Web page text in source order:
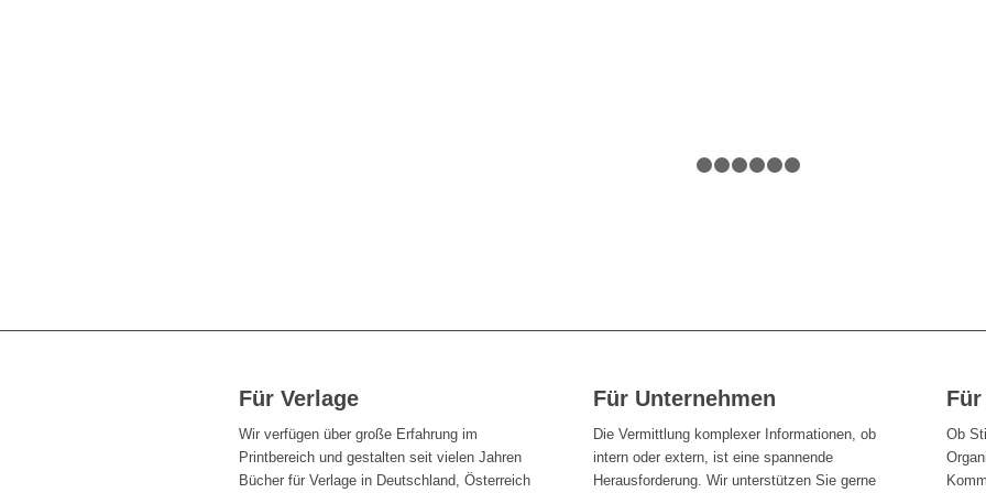
1
Für Verlage
Wir verfügen über große Erfahrung im
Printbereich und gestalten seit vielen Jahren
Bücher für Verlage in Deutschland, Österreich
Für Unternehmen
Die Vermittlung komplexer Informationen, ob
intern oder extern, ist eine spannende
Herausforderung. Wir unterstützen Sie gerne
Ob